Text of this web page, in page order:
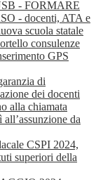
- FORMARE
- docenti, ATA e
scuola statale
consulenze
GPS
di
dei docenti
alla chiamata
da
CSPI 2024,
superiori della